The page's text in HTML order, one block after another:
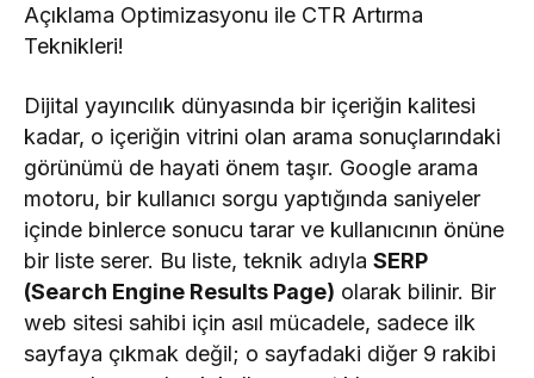
Açıklama Optimizasyonu ile CTR Artırma
Teknikleri!
Dijital yayıncılık dünyasında bir içeriğin kalitesi
kadar, o içeriğin vitrini olan arama sonuçlarındaki
görünümü de hayati önem taşır. Google arama
motoru, bir kullanıcı sorgu yaptığında saniyeler
içinde binlerce sonucu tarar ve kullanıcının önüne
bir liste serer. Bu liste, teknik adıylaSERP
(Search Engine Results Page) olarak bilinir. Bir
web sitesi sahibi için asıl mücadele, sadece ilk
sayfaya çıkmak değil; o sayfadaki diğer 9 rakibi